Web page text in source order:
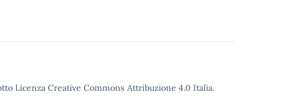
Licenza Creative Commons Attribuzione 4.0 Italia.